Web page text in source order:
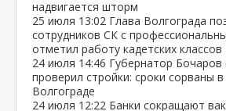
надвигается шторм
25 июля 13:02 Глава Волгограда
сотрудников СК с
отметил работу кадетских классов
24 июля 14:46 Губернатор Бочаров
проверил стройки: сроки сорваны
Волгограде
24 июля 12:22 Банки сокращают